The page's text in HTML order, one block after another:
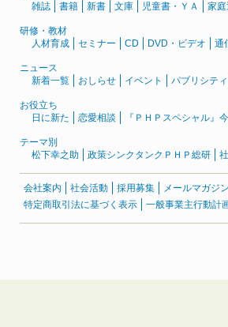
雑誌
書籍 新書 文庫 児童書・ＹＡ 家庭
研修・教材
人材育成
セミナー CD DVD・ビデオ 通
ニュース
新着一覧
おしらせ イベント パブリシティ
お役立ち
日に新た
恋愛相談 『ＰＨＰスペシャル』
テーマ別
松下幸之助
政策シンクタンクＰＨＰ総研
会社案内 社会活動 採用募集 メールマガジン
特定商取引法に基づく表示
一般事業主行動計